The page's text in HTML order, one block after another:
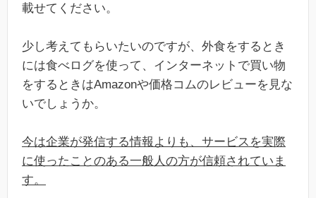
載せてください。
少し考えてもらいたいのですが、外食をするとき
には食べログを使って、インターネットで買い物
をするときはAmazonや価格コムのレビューを見な
いでしょうか。
今は企業が発信する情報よりも、サービスを実際
に使ったことのある一般人の方が信頼されていま
す。